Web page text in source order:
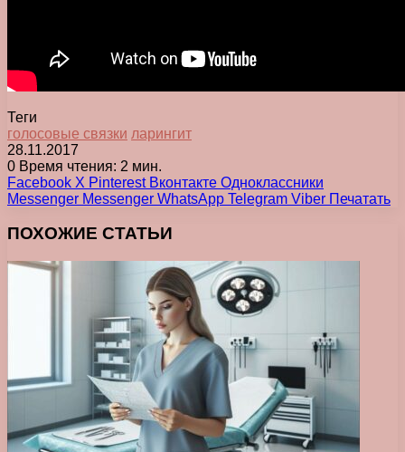
Теги
голосовые связки ларингит
28.11.2017
0 Время чтения: 2 мин.
Facebook X Pinterest Вконтакте Одноклассники
Messenger Messenger WhatsApp Telegram Viber Печатать
ПОХОЖИЕ СТАТЬИ